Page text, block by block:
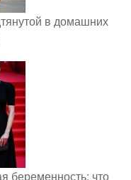
в домашних
беременность: что